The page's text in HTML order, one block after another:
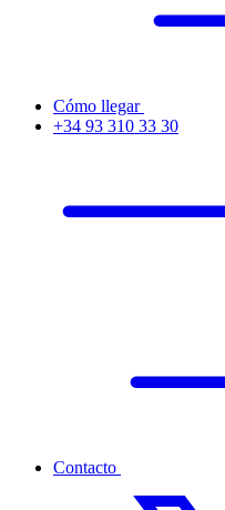
Cómo llegar
+34 93 310 33 30
Contacto